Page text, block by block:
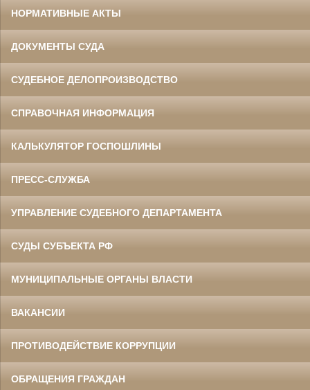
НОРМАТИВНЫЕ АКТЫ
ДОКУМЕНТЫ СУДА
СУДЕБНОЕ ДЕЛОПРОИЗВОДСТВО
СПРАВОЧНАЯ ИНФОРМАЦИЯ
КАЛЬКУЛЯТОР ГОСПОШЛИНЫ
ПРЕСС-СЛУЖБА
УПРАВЛЕНИЕ СУДЕБНОГО ДЕПАРТАМЕНТА
СУДЫ СУБЪЕКТА РФ
МУНИЦИПАЛЬНЫЕ ОРГАНЫ ВЛАСТИ
ВАКАНСИИ
ПРОТИВОДЕЙСТВИЕ КОРРУПЦИИ
ОБРАЩЕНИЯ ГРАЖДАН